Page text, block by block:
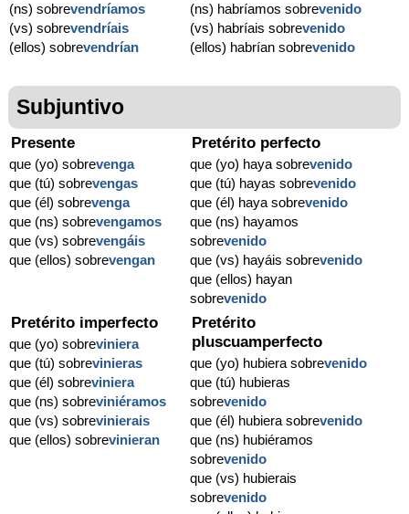
(ns) sobrevendríamos
(vs) sobrevendríais
(ellos) sobrevendrían
(ns) habríamos sobrevenido
(vs) habríais sobrevenido
(ellos) habrían sobrevenido
Subjuntivo
Presente
que (yo) sobrevenga
que (tú) sobrevengas
que (él) sobrevenga
que (ns) sobrevengamos
que (vs) sobrevengáis
que (ellos) sobrevengan
Pretérito perfecto
que (yo) haya sobrevenido
que (tú) hayas sobrevenido
que (él) haya sobrevenido
que (ns) hayamos
sobrevenido
que (vs) hayáis sobrevenido
que (ellos) hayan
sobrevenido
Pretérito imperfecto
que (yo) sobreviniera
que (tú) sobrevinieras
que (él) sobreviniera
que (ns) sobreviniéramos
que (vs) sobrevinierais
que (ellos) sobrevinieran
Pretérito
pluscuamperfecto
que (yo) hubiera sobrevenido
que (tú) hubieras
sobrevenido
que (él) hubiera sobrevenido
que (ns) hubiéramos
sobrevenido
que (vs) hubierais
sobrevenido